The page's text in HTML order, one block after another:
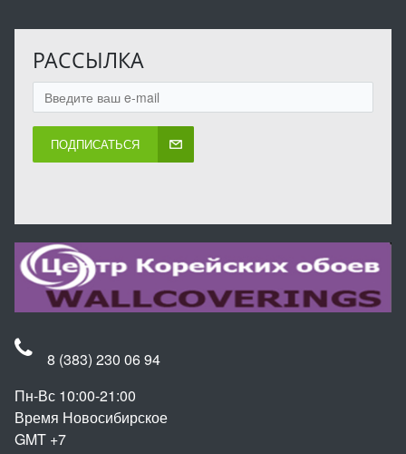
РАССЫЛКА
ПОДПИСАТЬСЯ
8 (383) 230 06 94
Пн-Вс 10:00-21:00
Время Новосибирское
GMT +7